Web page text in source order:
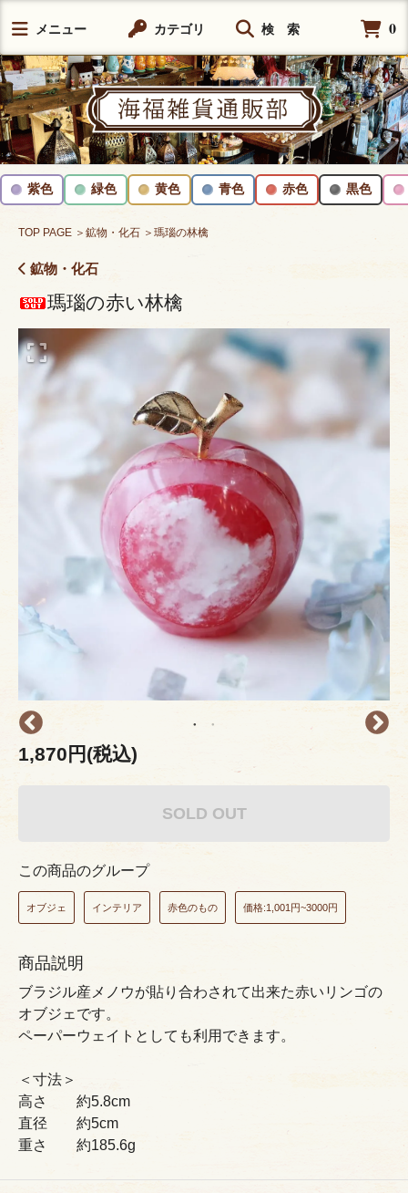
メニュー カテゴリ 検 索 0
紫色 緑色 黄色 青色 赤色 黒色
TOP PAGE ＞鉱物・化石 ＞瑪瑙の林檎
鉱物・化石
瑪瑙の赤い林檎
1,870円(税込)
SOLD OUT
この商品のグループ
オブジェ インテリア 赤色のもの 価格:1,001円~3000円
商品説明
ブラジル産メノウが貼り合わされて出来た赤いリンゴの
オブジェです。
ペーパーウェイトとしても利用できます。
＜寸法＞
高さ 約5.8cm
直径 約5cm
重さ 約185.6g